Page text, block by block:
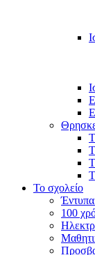
Το σχολείο
100